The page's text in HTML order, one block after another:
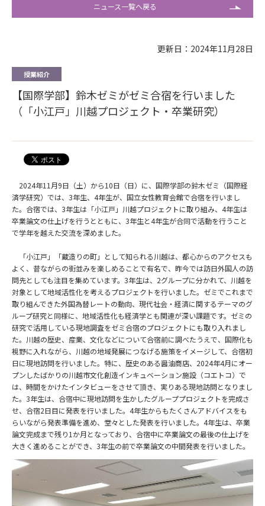
ニュース一覧へ戻る
更新日：2024年11月28日
授業紹介
【国際学部】鈴木ゼミがゼミ合宿を行いました
（「小江戸」川越プロジェクト・卒業研究）
2024年11月9日（土）から10日（日）に、国際学部の鈴木ゼミ（国際経
済学研究）では、3年生、4年生が、国立女性教育会館で合宿を行いまし
た。合宿では、3年生は「小江戸」川越プロジェクトに取り組み、4年生は
卒業論文の仕上げを行うとともに、3年生と4年生が合同で活動を行うこと
で学年を越えた交流を深めました。
「小江戸」「蔵造りの町」として知られる川越は、都心からのアクセスも
よく、昔ながらの街並みを楽しめることで有名で、昨今では訪日外国人の訪
問先としても注目を集めています。3年生は、2グループに分かれて、川越を
対象として地域活性化を考えるプロジェクトを行いました。ゼミでこれまで
取り組んできた外国為替レートの動向、現代社会・経済に関するテーマのグ
ループ研究と同様に、地域活性化も経済学とも関連が深い課題です。ゼミの
研究で活用している現地調査をゼミ合宿のプロジェクトにも取り入れまし
た。川越の歴史、産業、文化などについて合宿前に調べたうえで、国際化も
視野に入れながら、川越の地域発展につなげる施策をイメージして、合宿初
日に現地訪問を行いました。特に、歴史のある醤油商店、2024年4月にオー
プンしたばかりの川越市文化創造インキュベーション施設（コエトコ）で
は、時間をかけたインタビューをさせて頂き、実りある現地訪問となりまし
た。3年生は、合宿中に現地訪問を生かしたグループプロジェクトを完成さ
せ、合宿2日目に発表を行いました。4年生からもたくさんアドバイスをも
らいながら発表準備を進め、堂々とした発表を行いました。4年生は、卒業
論文完成まで残り1か月となっており、合宿中に卒業論文の最後の仕上げを
大きく進めることができ、3年生の前で卒業論文の中間発表を行いました。